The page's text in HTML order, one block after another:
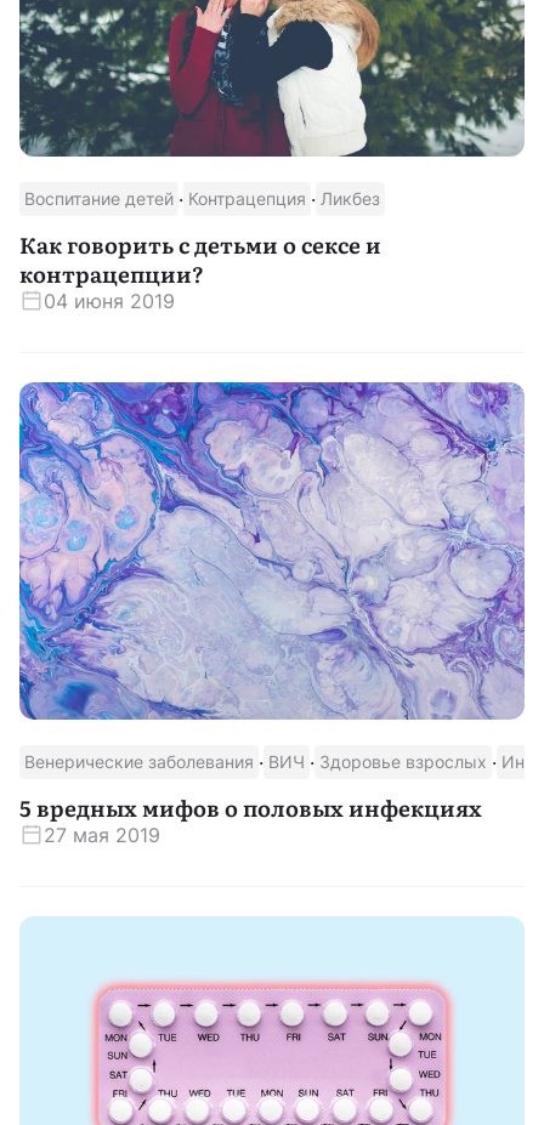
Воспитание детей · Контрацепция · Ликбез
Как говорить с детьми о сексе и
контрацепции?
04 июня 2019
Венерические заболевания · ВИЧ · Здоровье взрослых ·
5 вредных мифов о половых инфекциях
27 мая 2019